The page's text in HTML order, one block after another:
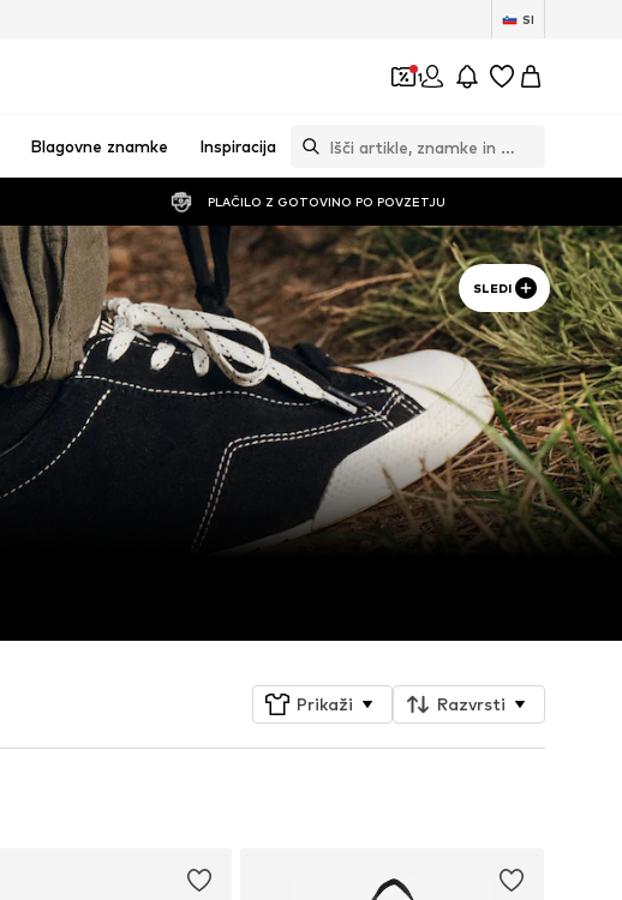
SI
1
Blagovne znamke Inspiracija
PLAČILO Z GOTOVINO PO POVZETJU
SLEDI
Prikaži Razvrsti